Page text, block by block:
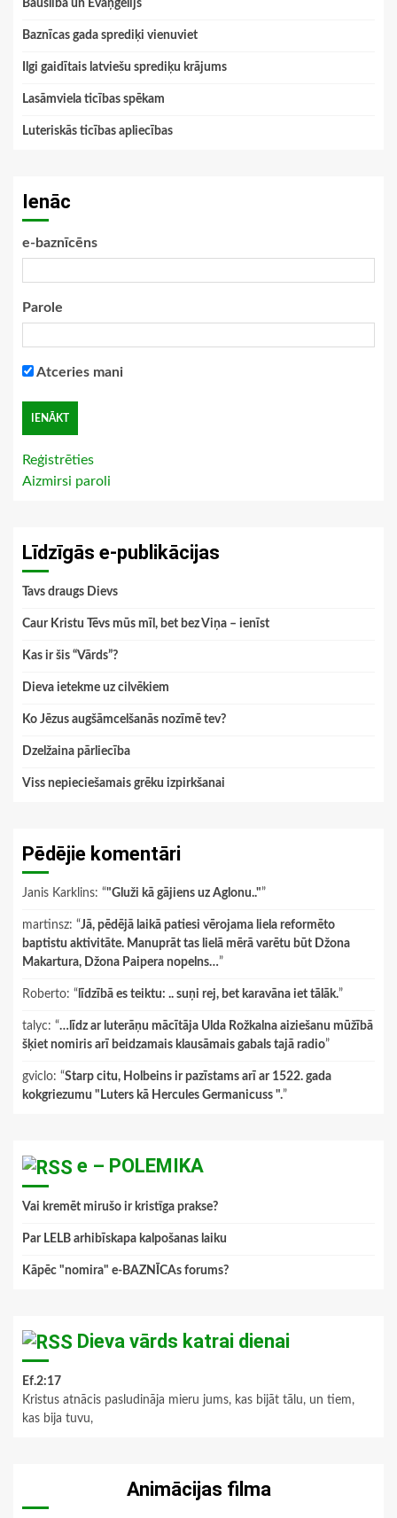
Bauslība un Evaņģēlijs
Baznīcas gada sprediķi vienuviet
Ilgi gaidītais latviešu sprediķu krājums
Lasāmviela ticības spēkam
Luteriskās ticības apliecības
Ienāc
e-baznīcēns
Parole
Atceries mani
Reģistrēties
Aizmirsi paroli
Līdzīgās e-publikācijas
Tavs draugs Dievs
Caur Kristu Tēvs mūs mīl, bet bez Viņa – ienīst
Kas ir šis “Vārds”?
Dieva ietekme uz cilvēkiem
Ko Jēzus augšāmcelšanās nozīmē tev?
Dzelžaina pārliecība
Viss nepieciešamais grēku izpirkšanai
Pēdējie komentāri
Janis Karklins: “"Gluži kā gājiens uz Aglonu.."”
martinsz: “Jā, pēdējā laikā patiesi vērojama liela reformēto
baptistu aktivitāte. Manuprāt tas lielā mērā varētu būt Džona
Makartura, Džona Paipera nopelns…”
Roberto: “ līdzībā es teiktu: .. suņi rej, bet karavāna iet tālāk.”
talyc: “…līdz ar luterāņu mācītāja Ulda Rožkalna aiziešanu mūžībā
šķiet nomiris arī beidzamais klausāmais gabals tajā radio”
gviclo: “Starp citu, Holbeins ir pazīstams arī ar 1522. gada
kokgriezumu "Luters kā Hercules Germanicuss ".”
e – POLEMIKA
Vai kremēt mirušo ir kristīga prakse?
Par LELB arhibīskapa kalpošanas laiku
Kāpēc "nomira" e-BAZNĪCAs forums?
Dieva vārds katrai dienai
Ef.2:17
Kristus atnācis pasludināja mieru jums, kas bijāt tālu, un tiem,
kas bija tuvu,
Animācijas filma